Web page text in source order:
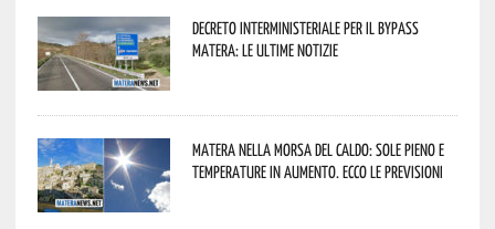
Decreto interministeriale per il Bypass
Matera: le ultime notizie
Matera nella morsa del caldo: sole pieno e
temperature in aumento. Ecco le previsioni